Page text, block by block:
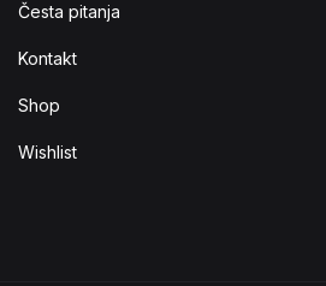
Česta pitanja
Kontakt
Shop
Wishlist